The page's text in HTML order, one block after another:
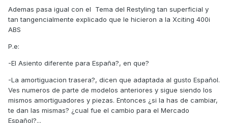
Ademas pasa igual con el Tema del Restyling tan superficial y
tan tangencialmente explicado que le hicieron a la Xciting 400i
ABS
P.e:
-El Asiento diferente para España?, en que?
-La amortiguacion trasera?, dicen que adaptada al gusto Español.
Ves numeros de parte de modelos anteriores y sigue siendo los
mismos amortiguadores y piezas. Entonces ¿si la has de cambiar,
te dan las mismas? ¿cual fue el cambio para el Mercado
Español?...